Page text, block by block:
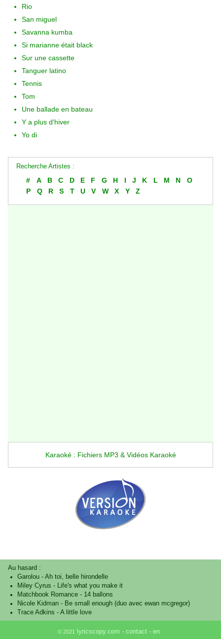
Rio
San miguel
Savanna kumba
Si marianne était black
Sur une cassette
Tanguer latino
Tennis
Tom
Une ballade en bateau
Y a plus d'hiver
Yo di
Recherche Artistes :
# A B C D E F G H I J K L M N
O
P
Q R S T U V W X Y Z
Karaoké : Fichiers MP3 & Vidéos Karaoké
Au hasard :
Garolou- Ah toi, belle hirondelle
Miley Cyrus - Life's what you make it
Matchbook Romance- 14 ballons
Nicole Kidman- Be small enough (duo avec ewan mcgregor)
Trace Adkins - A little love
© 2021lyricscopy.com - contact- en